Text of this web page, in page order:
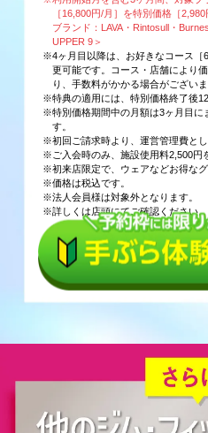
［16,800円/月］を特別価格［
ブランド：LAVA・Rintosull・
UPPER 9＞
※4ヶ月目以降は、お好きなコース［
更可能です。コース・店舗により
り、手数料がかかる場合がございま
※特典の適用には、特別価格終了後
※特別価格期間中の月額は3ヶ月目に
す。
※初回ご請求時より、運営管理費と
※ご入会時のみ、施設使用料2,500円
※初来店限定で、ウェアなどお得なグ
※価格は税込です。
※法人会員様は対象外となります。
※詳しくは店頭にてご確認ください。